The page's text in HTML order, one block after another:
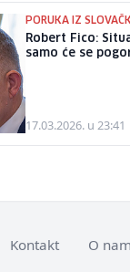
PORUKA IZ
Robert Fico:
samo će se
17.03.2026. u 23:41
Kontakt O